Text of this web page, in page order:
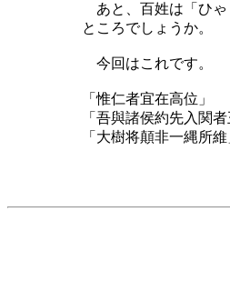
あと、百姓は「ひゃ
ところでしょうか。
今回はこれです。
「惟仁者宜在高位」
「吾與諸侯約先入関
「大樹将顛非一縄所維